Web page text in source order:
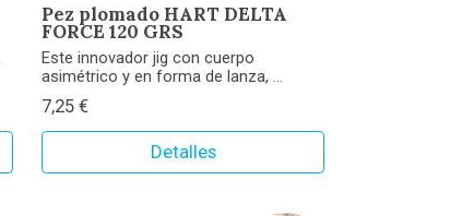
Pez plomado HART DELTA
FORCE 120 GRS
Este innovador jig con cuerpo
asimétrico y en forma de lanza, ...
7,25 €
Detalles